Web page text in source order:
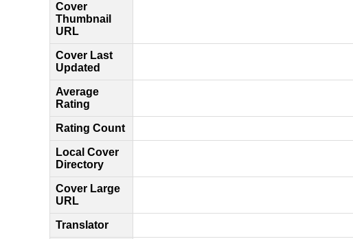
Cover
Thumbnail
URL
Cover Last
Updated
Average
Rating
Rating Count
Local Cover
Directory
Cover Large
URL
Translator